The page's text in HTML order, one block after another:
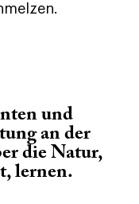
und
an der
die Natur,
lernen.